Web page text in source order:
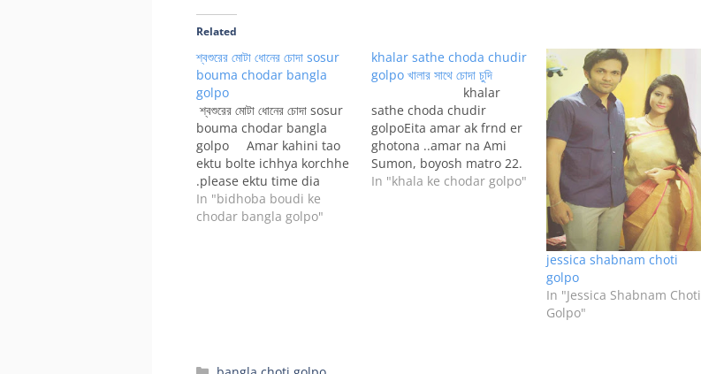
Related
শ্বশুরের মোটা ধোনের চোদা sosur
bouma chodar bangla
golpo
শ্বশুরের মোটা ধোনের চোদা sosur
bouma chodar bangla
golpo Amar kahini tao
ektu bolte ichhya korchhe
.please ektu time dia
porben.sosur ke dia
chodanor moza ta aaj
In "bidhoba boudi ke
chodar bangla golpo"
khalar sathe choda chudir
golpo খালার সাথে চোদা চুদি
khalar
sathe choda chudir
golpoEita amar ak frnd er
ghotona ..amar na Ami
Sumon, boyosh matro 22.
Jei ghotona akhon ami
In "khala ke chodar golpo"
jessica shabnam choti
golpo
In "Jessica Shabnam Choti
Golpo"